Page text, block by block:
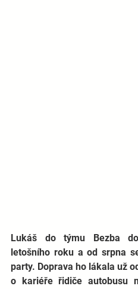
Lukáš do týmu Bezba
letošního roku a od srpna
party. Doprava ho lákala už
o kariéře řidiče autobusu